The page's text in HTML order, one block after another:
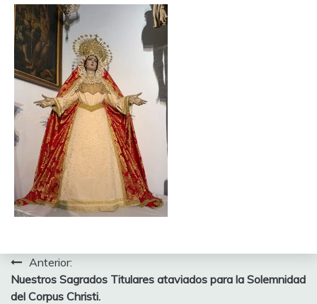
Navegación
de
Anterior:
Nuestros Sagrados Titulares ataviados para la Solemnidad
del Corpus Christi.